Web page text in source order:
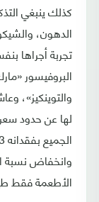
كذلك ينبغي
الدهون،
تجربة أجراها
البروفيسور
والتوينكيز»،
لها عن حدود
وانخفاض نسبة
الأطعمة فقط